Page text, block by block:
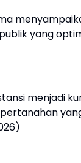
yang
menjadi